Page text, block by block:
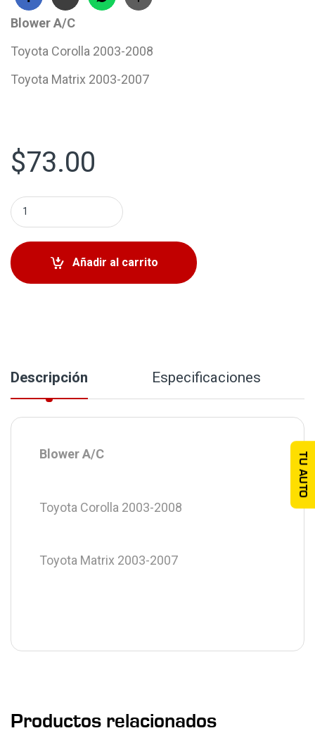
Blower A/C
Toyota Corolla 2003-2008
Toyota Matrix 2003-2007
$73.00
Blower A/C Toyota Corolla 2003-2008 quantity
Añadir al carrito
Descripción Especificaciones
Blower A/C
Toyota Corolla 2003-2008
Toyota Matrix 2003-2007
Productos relacionados
TU AUTO